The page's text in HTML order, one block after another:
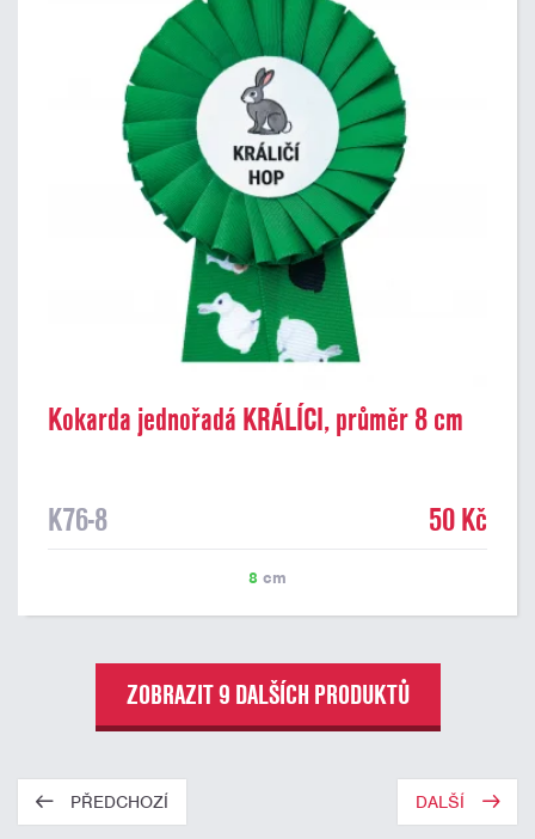
Kokarda jednořadá KRÁLÍCI, průměr 8 cm
K76-8 50 Kč
8 cm
ZOBRAZIT 9 DALŠÍCH PRODUKTŮ
PŘEDCHOZÍ DALŠÍ